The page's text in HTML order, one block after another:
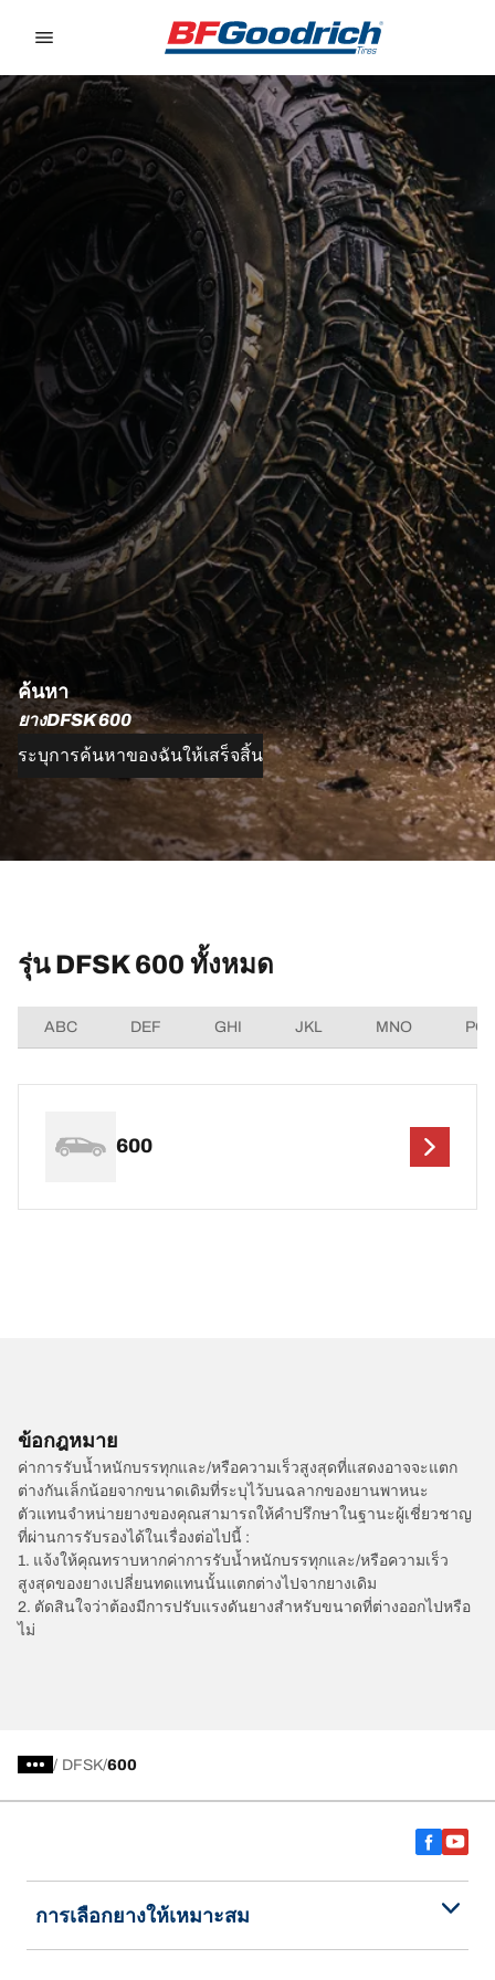
ค้นหา
ยางDFSK 600
ระบุการค้นหาของฉันให้เสร็จสิ้น
รุ่น DFSK 600 ทั้งหมด
ABC DEF GHI JKL MNO
600
ข้อกฎหมาย
ค่าการรับน้ำหนักบรรทุกและ/หรือความเร็วสูงสุดที่แสดงอาจจะแตก
ต่างกันเล็กน้อยจากขนาดเดิมที่ระบุไว้บนฉลากของยานพาหนะ
ตัวแทนจำหน่ายยางของคุณสามารถให้คำปรึกษาในฐานะผู้เชี่ยวชาญ
ที่ผ่านการรับรองได้ในเรื่องต่อไปนี้ :
1. แจ้งให้คุณทราบหากค่าการรับน้ำหนักบรรทุกและ/หรือความเร็ว
สูงสุดของยางเปลี่ยนทดแทนนั้นแตกต่างไปจากยางเดิม
2. ตัดสินใจว่าต้องมีการปรับแรงดันยางสำหรับขนาดที่ต่างออกไปหรือ
ไม่
/ DFSK 600
การเลือกยางให้เหมาะสม